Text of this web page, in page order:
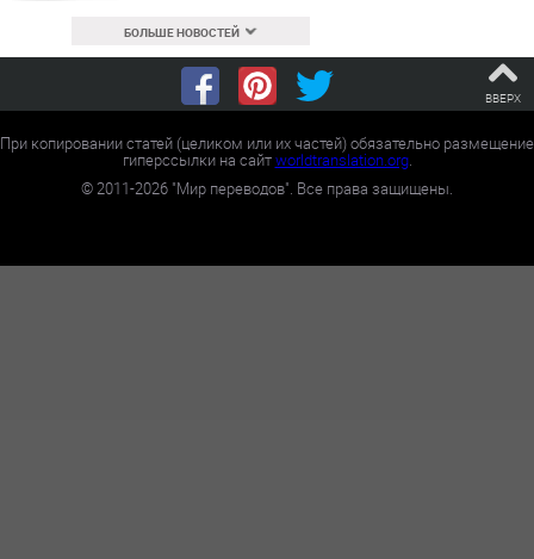
БОЛЬШЕ НОВОСТЕЙ
ВВЕРХ
При копировании статей (целиком или их частей) обязательно размещение
гиперссылки на сайтworldtranslation.org.
©2011-2026 "Мир переводов". Все права защищены.